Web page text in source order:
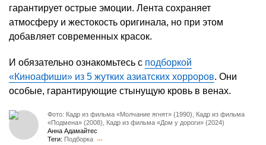
гарантирует острые эмоции. Лента сохраняет
атмосферу и жестокость оригинала, но при этом
добавляет современных красок.
И обязательно ознакомьтесь с подборкой
«Киноафиши» из 5 жутких азиатских хорроров. Они
особые, гарантирующие стынущую кровь в венах.
Фото: Кадр из фильма «Молчание ягнят» (1990), Кадр из фильма
«Подмена» (2008), Кадр из фильма «Дом у дороги» (2024)
Анна Адамайтес
Теги: Подборка